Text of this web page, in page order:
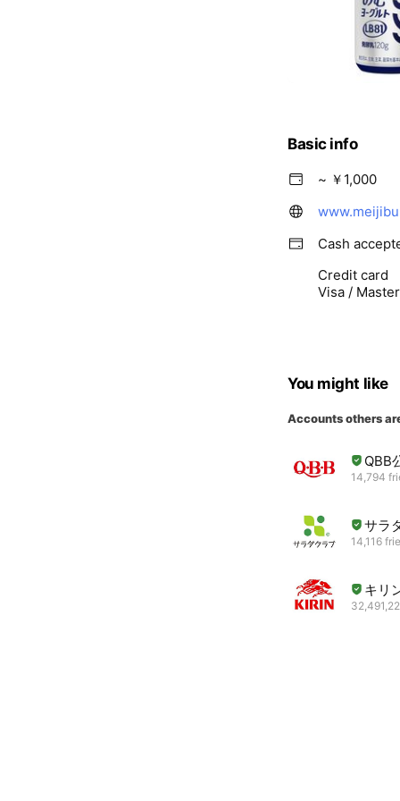
Basic info
~ ￥1,000
Cash
Credit card
Visa /
You might like
Accounts others
QBB
14,794
サラ
14,116
キリ